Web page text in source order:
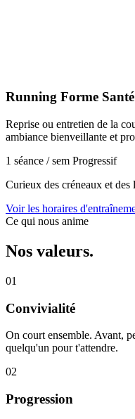
Running Forme Santé
Reprise ou entretien de la
ambiance bienveillante et
1 séance / sem Progressif
Curieux des créneaux et des
Voir les horaires
Ce qui nous anime
Nos valeurs.
01
Convivialité
On court ensemble. Avant,
quelqu'un pour t'attendre.
02
Progression